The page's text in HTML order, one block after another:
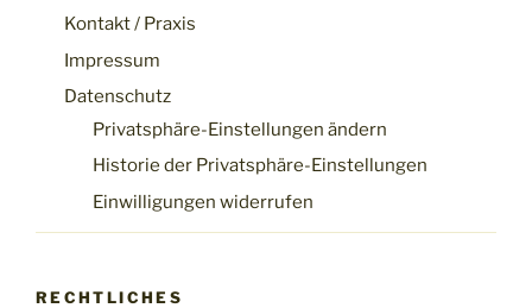
Kontakt / Praxis
Impressum
Datenschutz
Privatsphäre-Einstellungen ändern
Historie der Privatsphäre-Einstellungen
Einwilligungen widerrufen
RECHTLICHES